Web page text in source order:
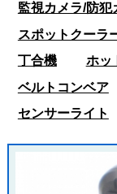
監視カメラ/防犯
スポットクーラ
丁合機
ホッ
ベルトコンベア
センサーライト